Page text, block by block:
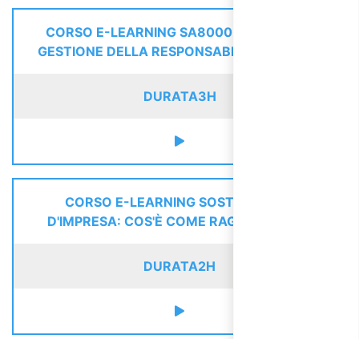
CORSO E-LEARNING SA8000: SISTEMA DI
GESTIONE DELLA RESPONSABILITÀ SOCIALE
DURATA3H
CORSO E-LEARNING SOSTENIBILITÀ
D'IMPRESA: COS'È COME RAGGIUNGERLA
DURATA2H